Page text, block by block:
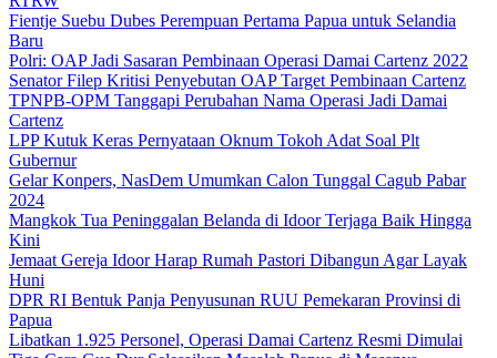
Fientje Suebu Dubes Perempuan Pertama Papua untuk Selandia
Baru
Polri: OAP Jadi Sasaran Pembinaan Operasi Damai Cartenz 2022
Senator Filep Kritisi Penyebutan OAP Target Pembinaan Cartenz
TPNPB-OPM Tanggapi Perubahan Nama Operasi Jadi Damai
Cartenz
LPP Kutuk Keras Pernyataan Oknum Tokoh Adat Soal Plt
Gubernur
Gelar Konpers, NasDem Umumkan Calon Tunggal Cagub Pabar
2024
Mangkok Tua Peninggalan Belanda di Idoor Terjaga Baik Hingga
Kini
Jemaat Gereja Idoor Harap Rumah Pastori Dibangun Agar Layak
Huni
DPR RI Bentuk Panja Penyusunan RUU Pemekaran Provinsi di
Papua
Libatkan 1.925 Personel, Operasi Damai Cartenz Resmi Dimulai